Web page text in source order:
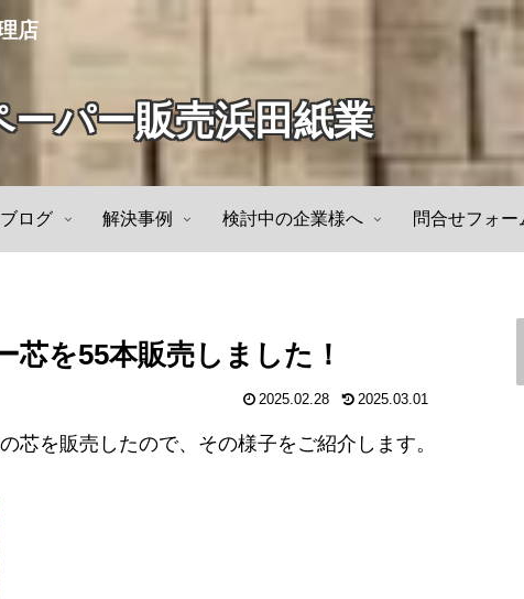
店
パー販売浜田紙業
ブログ 解決事例 検討中の企業様へ 問合せフォー
を55本販売しました！
2025.02.28 2025.03.01
芯を販売したので、その様子をご紹介します。